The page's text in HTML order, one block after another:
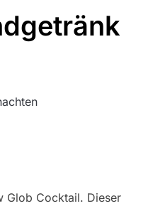
Glob Cocktail. Dieser